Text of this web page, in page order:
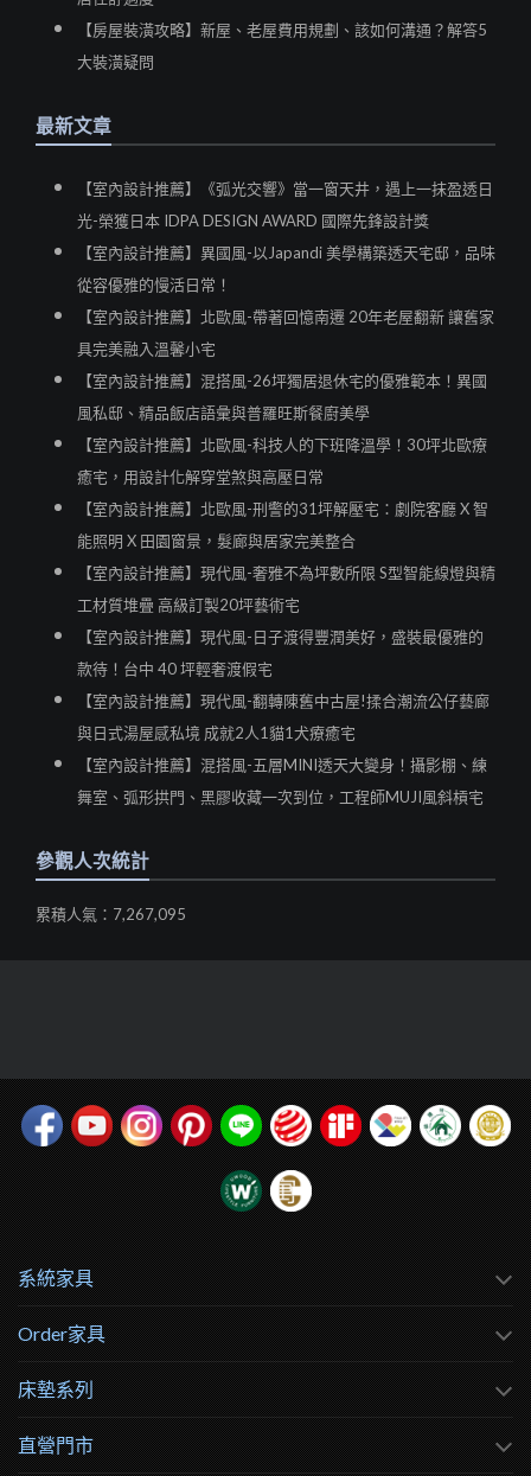
【房屋裝潢攻略】新屋、老屋費用規劃、該如何溝通？解答5
大裝潢疑問
最新文章
【室內設計推薦】《弧光交響》當一窗天井，遇上一抹盈透日
光-榮獲日本 IDPA DESIGN AWARD 國際先鋒設計獎
【室內設計推薦】異國風-以Japandi 美學構築透天宅邸，品味
從容優雅的慢活日常！
【室內設計推薦】北歐風-帶著回憶南遷 20年老屋翻新 讓舊家
具完美融入溫馨小宅
【室內設計推薦】混搭風-26坪獨居退休宅的優雅範本！異國
風私邸、精品飯店語彙與普羅旺斯餐廚美學
【室內設計推薦】北歐風-科技人的下班降溫學！30坪北歐療
癒宅，用設計化解穿堂煞與高壓日常
【室內設計推薦】北歐風-刑警的31坪解壓宅：劇院客廳 X 智
能照明 X 田園窗景，髮廊與居家完美整合
【室內設計推薦】現代風-奢雅不為坪數所限 S型智能線燈與精
工材質堆疊 高級訂製20坪藝術宅
【室內設計推薦】現代風-日子渡得豐潤美好，盛裝最優雅的
款待！台中 40 坪輕奢渡假宅
【室內設計推薦】現代風-翻轉陳舊中古屋!揉合潮流公仔藝廊
與日式湯屋感私境 成就2人1貓1犬療癒宅
【室內設計推薦】混搭風-五層MINI透天大變身！攝影棚、練
舞室、弧形拱門、黑膠收藏一次到位，工程師MUJI風斜槓宅
參觀人次統計
累積人氣：7,267,095
系統家具
Order家具
床墊系列
直營門市